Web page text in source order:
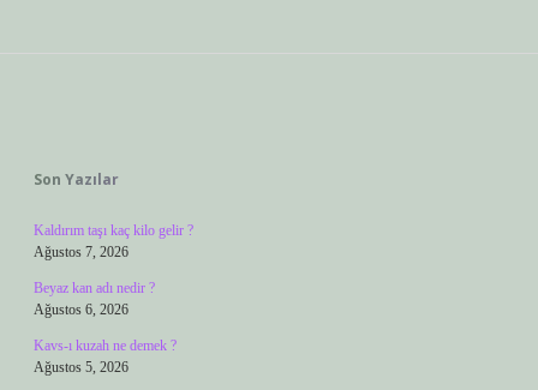
Son Yazılar
Kaldırım taşı kaç kilo gelir ?
Ağustos 7, 2026
Beyaz kan adı nedir ?
Ağustos 6, 2026
Kavs-ı kuzah ne demek ?
Ağustos 5, 2026